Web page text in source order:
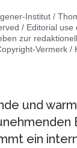
Institut /
/ Editorial
zur
Vermerk /
und
ein